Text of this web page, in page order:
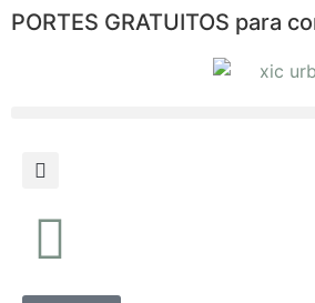
PORTES GRATUITOS para